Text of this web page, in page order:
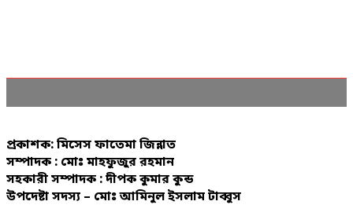
প্রকাশক: মিসেস ফাতেমা জিন্নাত
সম্পাদক : মোঃ মাহফুজুর রহমান
সহকারী সম্পাদক : দীপক কুমার কুন্ড
উপদেষ্টা সদস্য – মোঃ আমিনুল ইসলাম টাব্বুস